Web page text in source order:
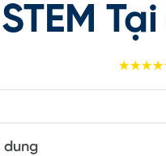
☆
☆
☆
☆
dung